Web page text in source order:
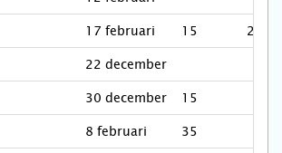
17 februari 15 2.000
22 december
30 december 15
8 februari 35